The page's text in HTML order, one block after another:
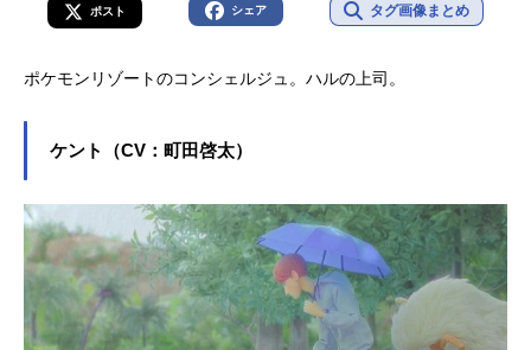
ポスト シェア タグ画像まとめ
ポケモンリゾートのコンシェルジュ。ハルの上司。
ケント（CV：町田啓太）